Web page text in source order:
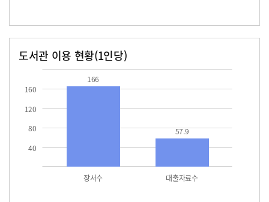
도서관 이용 현황(1인당)
40
80
120
160
장서수 대출자료수
166
57.9